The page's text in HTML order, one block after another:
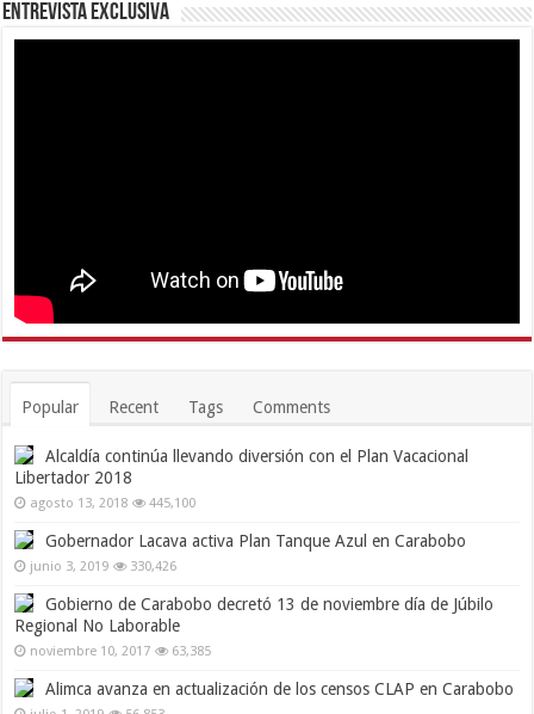
Entrevista Exclusiva
Popular Recent Tags Comments
Alcaldía continúa llevando diversión con el Plan Vacacional
Libertador 2018
agosto 13, 2018 445,100
Gobernador Lacava activa Plan Tanque Azul en Carabobo
junio 3, 2019 330,426
Gobierno de Carabobo decretó 13 de noviembre día de Júbilo
Regional No Laborable
noviembre 10, 2017 63,385
Alimca avanza en actualización de los censos CLAP en Carabobo